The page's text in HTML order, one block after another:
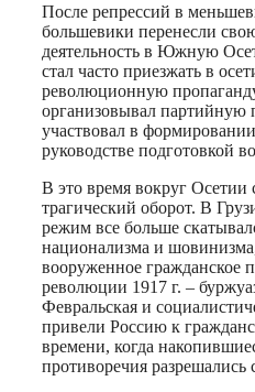
После репрессий в
большевики перенесли
деятельность в Южную
стал часто приезжать в
революционную
организовывал партийную
участвовал в
руководстве подготовкой
В это время вокруг
трагический оборот. В
режим все больше
национализма и
вооруженное гражданское
революции 1917 г. –
Февральская и
привели Россию к
времени, когда
противоречия